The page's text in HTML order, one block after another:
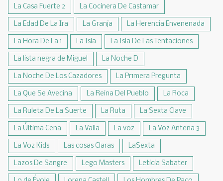
La Casa Fuerte 2 La Cocinera De Castamar
La Edad De La Ira La Granja La Herencia Envenenada
La Hora De La 1 La Isla La Isla De Las Tentaciones
La lista negra de Miguel La Noche D
La Noche De Los Cazadores La Pr1mera Pregunta
La Que Se Avecina La Reina Del Pueblo La Roca
La Ruleta De La Suerte La Ruta La Sexta Clave
La Última Cena La Valla La voz La Voz Antena 3
La Voz Kids Las cosas Claras LaSexta
Lazos De Sangre Lego Masters Leticia Sabater